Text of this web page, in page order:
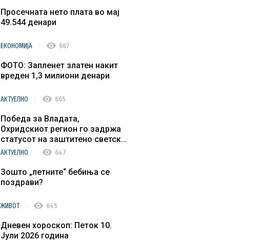
Просечната нето плата во мај
49.544 денари
ЕКОНОМИЈА visibility 667
ФОТО: Запленет златен накит
вреден 1,3 милиони денари
АКТУЕЛНО visibility 665
Победа за Владата,
Охридскиот регион го задржа
статусот на заштитено светско
културно наследство
АКТУЕЛНО visibility 647
Зошто „летните“ бебиња се
поздрави?
ЖИВОТ visibility 645
Дневен хороскоп: Петок 10.
Јули 2026 година